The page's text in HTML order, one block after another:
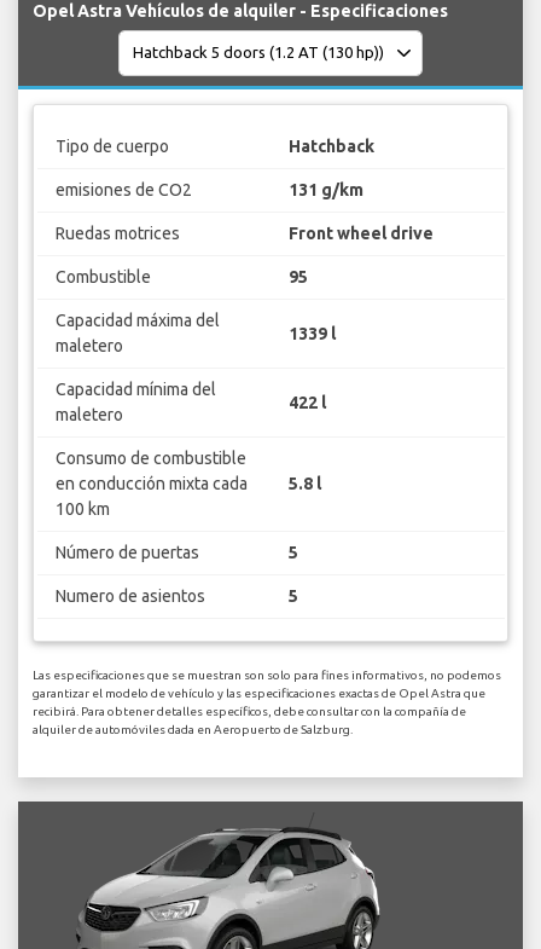
Opel Astra Vehículos de alquiler - Especificaciones
Tipo de cuerpo Hatchback
emisiones de CO2 131 g/km
Ruedas motrices Front wheel drive
Combustible 95
Capacidad máxima del
maletero
1339 l
Capacidad mínima del
maletero
422 l
Consumo de combustible
en conducción mixta cada
100 km
5.8 l
Número de puertas 5
Numero de asientos 5
Las especificaciones que se muestran son solo para fines informativos, no podemos
garantizar el modelo de vehículo y las especificaciones exactas de Opel Astra que
recibirá. Para obtener detalles específicos, debe consultar con la compañía de
alquiler de automóviles dada en Aeropuerto de Salzburg.